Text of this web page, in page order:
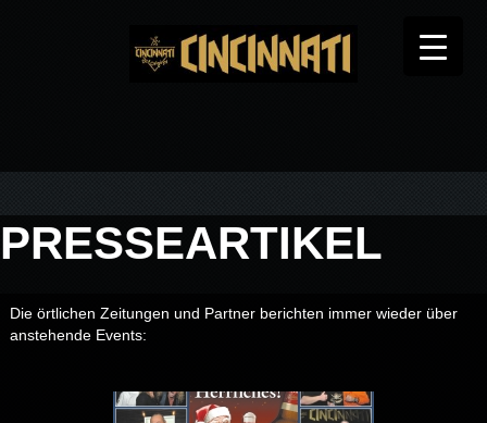
PRESSEARTIKEL
Die örtlichen Zeitungen und Partner berichten immer wieder über
anstehende Events: